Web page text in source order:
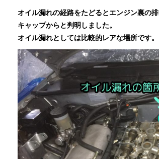
オイル漏れの経路をたどるとエンジン裏の
キャップからと判明しました。
オイル漏れとしては比較的レアな場所です。